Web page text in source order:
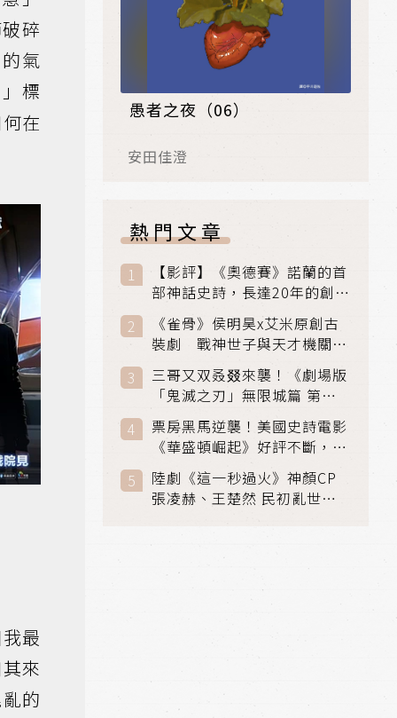
碎
氣
標
在
最
來
的
愚者之夜（06）
安田佳澄
熱門文章
【影評】《奧德賽》諾蘭的首
部神話史詩，長達20年的創傷
與贖罪之旅
《雀骨》侯明昊x艾米原創古
裝劇 戰神世子與天才機關師
聯手攻克身世之謎
三哥又双叒叕來襲！《劇場版
「鬼滅之刃」無限城篇 第一
章》 七月首登串流平台
票房黑馬逆襲！美國史詩電影
《華盛頓崛起》好評不斷，輾
壓《玩具總動員5》、《超少
女》
陸劇《這一秒過火》神顏CP
張凌赫、王楚然 民初亂世、